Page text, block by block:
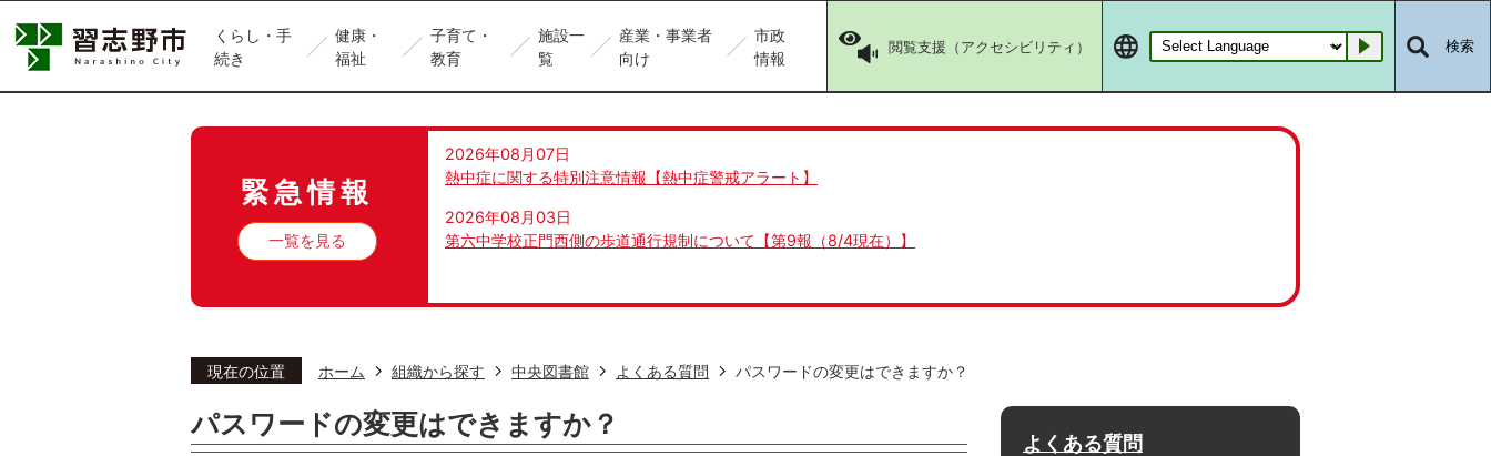
くらし・手
続き
健康・
福祉
子育て・
教育
施設一
覧
産業・事業者
向け
市政
情報
閲覧支援（アクセシビリティ） Go 検索
緊急情報
一覧を見る
2026年08月07日
熱中症に関する特別注意情報【熱中症警戒アラート】
2026年08月03日
第六中学校正門西側の歩道通行規制について【第9報（8/4現在）】
現在の位置 ホーム 組織から探す 中央図書館 よくある質問 パスワードの変更はできますか？
パスワードの変更はできますか？
よくある質問